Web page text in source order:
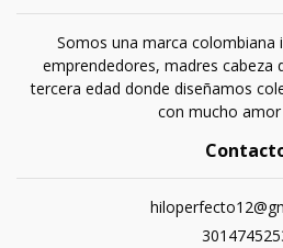
Somos una marca colombiana
emprendedores, madres cabeza
tercera edad donde diseñamos
con mucho amor